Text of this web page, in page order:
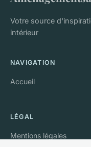
Votre source
intérieur
NAVIGATION
Accueil
LÉGAL
Mentions légales